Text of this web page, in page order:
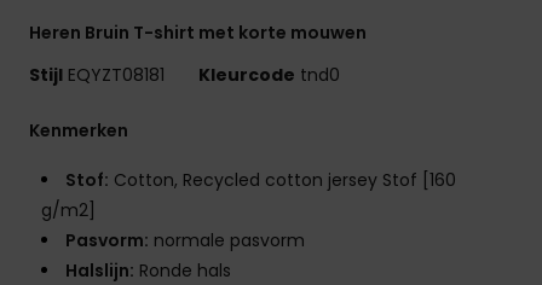
Heren Bruin T-shirt met korte mouwen
Stijl EQYZT08181 Kleurcode tnd0
Kenmerken
Stof: Cotton, Recycled cotton jersey Stof [160
g/m2]
Pasvorm: normale pasvorm
Halslijn: Ronde hals